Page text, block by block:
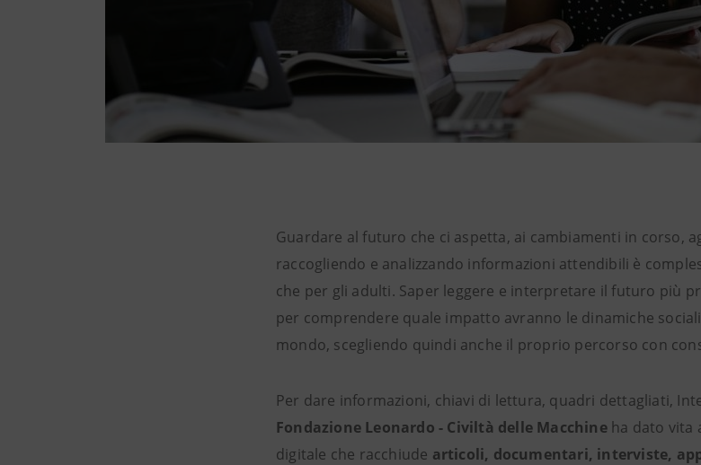
Guardare al futuro che ci aspetta, ai cambiamenti in corso,
raccogliendo e analizzando informazioni attendibili è
che per gli adulti. Saper leggere e interpretare il futuro più
per comprendere quale impatto avranno le dinamiche
mondo, scegliendo quindi anche il proprio percorso con
Per dare informazioni, chiavi di lettura, quadri dettagliati,
Fondazione Leonardo - Civiltà delle Macchine ha dato vita
digitale che racchiude articoli, documentari, interviste,